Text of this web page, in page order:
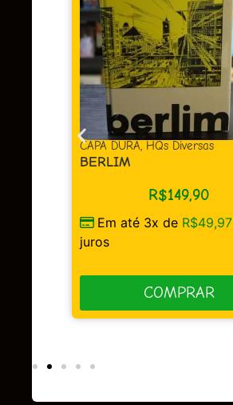
CAPA DURA, HQs Diversas
BERLIM
R$149,90
Em até 3x de R$49,97
juros
COMPRAR